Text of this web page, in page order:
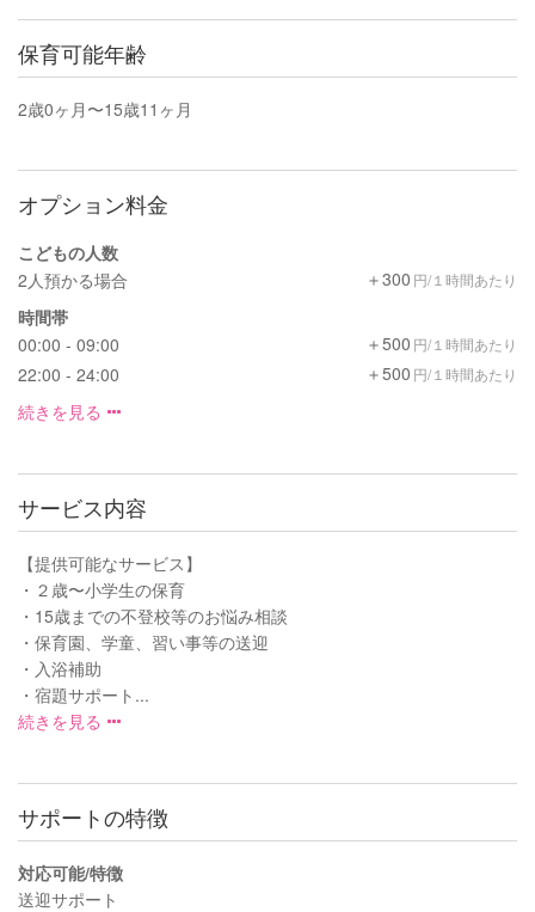
保育可能年齢
2歳0ヶ月〜15歳11ヶ月
オプション料金
こどもの人数
2人預かる場合
＋300 円/１時間あたり
時間帯
00:00 - 09:00
＋500 円/１時間あたり
22:00 - 24:00 ＋500 円/１時間あたり
続きを見る
サービス内容
【提供可能なサービス】
・２歳〜小学生の保育
・15歳までの不登校等のお悩み相談
・保育園、学童、習い事等の送迎
・入浴補助
・宿題サポート...
続きを見る
サポートの特徴
対応可能/特徴
送迎サポート